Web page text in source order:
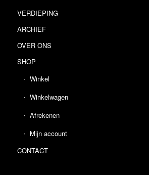
VERDIEPING
ARCHIEF
OVER ONS
SHOP
Winkel
Winkelwagen
Afrekenen
Mijn account
CONTACT